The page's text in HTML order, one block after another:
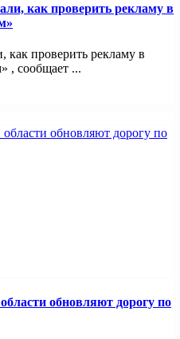
как проверить рекламу в
проверить рекламу в
, сообщает ...
обновляют дорогу по